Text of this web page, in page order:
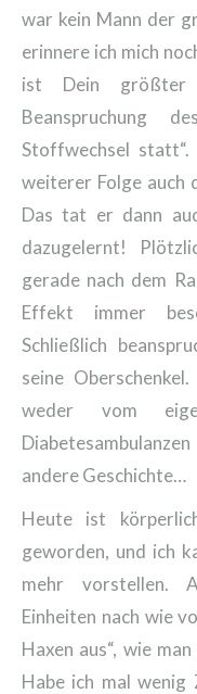
war kein Mann der
erinnere ich mich
ist Dein größter
Beanspruchung
Stoffwechsel
weiterer Folge auch
Das tat er dann
dazugelernt!
gerade nach dem
Effekt immer
Schließlich
seine
weder vom
andere Geschichte…
Heute ist
geworden, und ich
mehr vorstellen.
Einheiten nach wie
Haxen aus“, wie
Habe ich mal